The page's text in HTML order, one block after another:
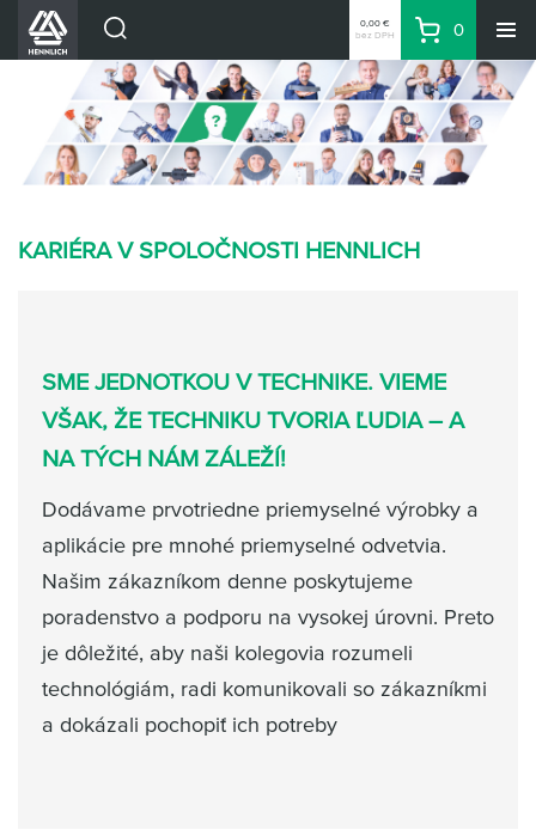
Divízie HENNLICH
Produkty
Blog
O firme
Nákupný zoznam
Partner Zone
0,00 €
bez DPH
Košík
0
KARIÉRA V SPOLOČNOSTI HENNLICH
SME JEDNOTKOU V TECHNIKE. VIEME
VŠAK, ŽE TECHNIKU TVORIA ĽUDIA – A
NA TÝCH NÁM ZÁLEŽÍ!
Dodávame prvotriedne priemyselné výrobky a
aplikácie pre mnohé priemyselné odvetvia.
Našim zákazníkom denne poskytujeme
poradenstvo a podporu na vysokej úrovni. Preto
je dôležité, aby naši kolegovia rozumeli
technológiám, radi komunikovali so zákazníkmi
a dokázali pochopiť ich potreby